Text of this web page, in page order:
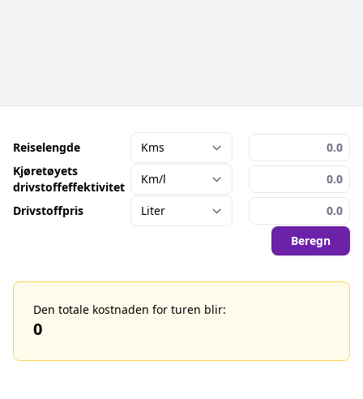
Reiselengde
Kjøretøyets
drivstoffeffektivitet
Drivstoffpris
Beregn
Den totale kostnaden for turen blir:
0